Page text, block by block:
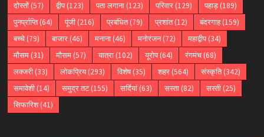
दोस्तों(57) द्वीप(123) पता लगाना(123) परिवार(129) पहाड़(189)
पुनर्प्राप्ति(64) पूंजी(216) प्रबंधित(79) प्रशांत(12) बंदरगाह(159)
बच्चे(79) बाजार(46) मनाना(46) मनोरंजन(72) महाद्वीप(34)
मौसम(31) मौसम(57) यात्रा(102) यूरोप(64) रंगमंच(68)
लक्जरी(33) लोकप्रिय(293) विशेष(35) शहर(564) संस्कृति(342)
समावेशी(14) समुद्र तट(155) सर्दियां(63) सस्ता(82) सस्ती(25)
सिफारिश(41)